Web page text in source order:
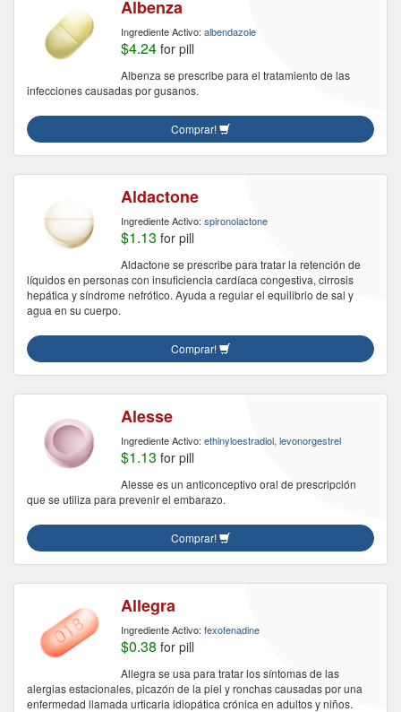
Albenza
Ingrediente Activo: albendazole
$4.24 for pill
Albenza se prescribe para el tratamiento de las
infecciones causadas por gusanos.
Comprar!
Aldactone
Ingrediente Activo: spironolactone
$1.13 for pill
Aldactone se prescribe para tratar la retención de
líquidos en personas con insuficiencia cardíaca congestiva, cirrosis
hepática y síndrome nefrótico. Ayuda a regular el equilibrio de sal y
agua en su cuerpo.
Comprar!
Alesse
Ingrediente Activo: ethinyloestradiol, levonorgestrel
$1.13 for pill
Alesse es un anticonceptivo oral de prescripción
que se utiliza para prevenir el embarazo.
Comprar!
Allegra
Ingrediente Activo: fexofenadine
$0.38 for pill
Allegra se usa para tratar los síntomas de las
alergias estacionales, picazón de la piel y ronchas causadas por una
enfermedad llamada urticaria idiopática crónica en adultos y niños.